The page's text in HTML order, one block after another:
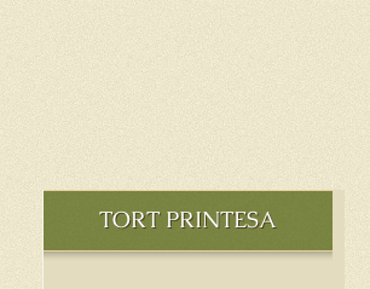
TORT PRINTESA